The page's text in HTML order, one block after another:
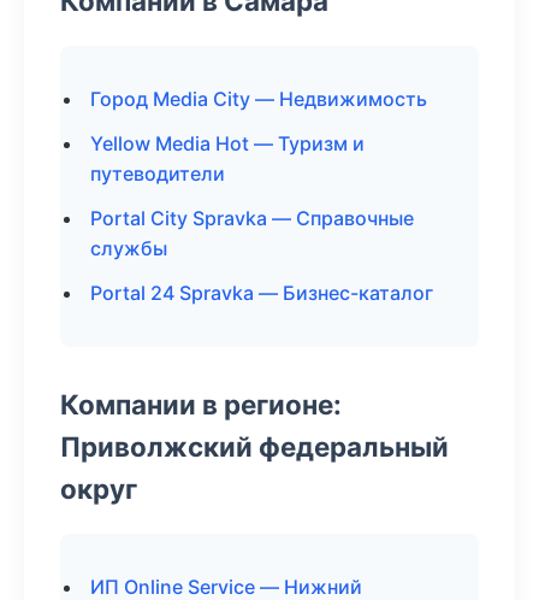
Город Media City — Недвижимость
Yellow Media Hot — Туризм и
путеводители
Portal City Spravka — Справочные
службы
Portal 24 Spravka — Бизнес-каталог
Компании в регионе:
Приволжский федеральный
округ
ИП Online Service — Нижний